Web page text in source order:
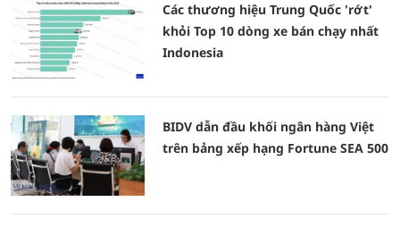
Các thương hiệu Trung Quốc 'rớt'
khỏi Top 10 dòng xe bán chạy nhất
Indonesia
BIDV dẫn đầu khối ngân hàng Việt
trên bảng xếp hạng Fortune SEA 500